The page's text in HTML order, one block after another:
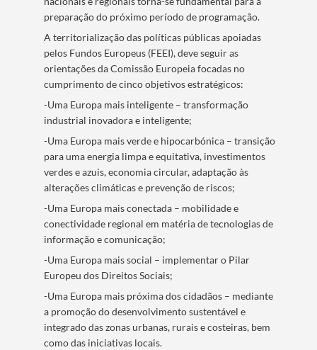
preparação do próximo período de programação.
A territorialização das políticas públicas apoiadas
pelos Fundos Europeus (FEEI), deve seguir as
orientações da Comissão Europeia focadas no
cumprimento de cinco objetivos estratégicos:
-Uma Europa mais inteligente – transformação
industrial inovadora e inteligente;
-Uma Europa mais verde e hipocarbónica – transição
para uma energia limpa e equitativa, investimentos
verdes e azuis, economia circular, adaptação às
alterações climáticas e prevenção de riscos;
-Uma Europa mais conectada – mobilidade e
conectividade regional em matéria de tecnologias de
informação e comunicação;
-Uma Europa mais social – implementar o Pilar
Europeu dos Direitos Sociais;
-Uma Europa mais próxima dos cidadãos – mediante
a promoção do desenvolvimento sustentável e
integrado das zonas urbanas, rurais e costeiras, bem
como das iniciativas locais.